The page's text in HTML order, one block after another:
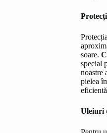
soare.
special
noastre
pielea
Uleiuri